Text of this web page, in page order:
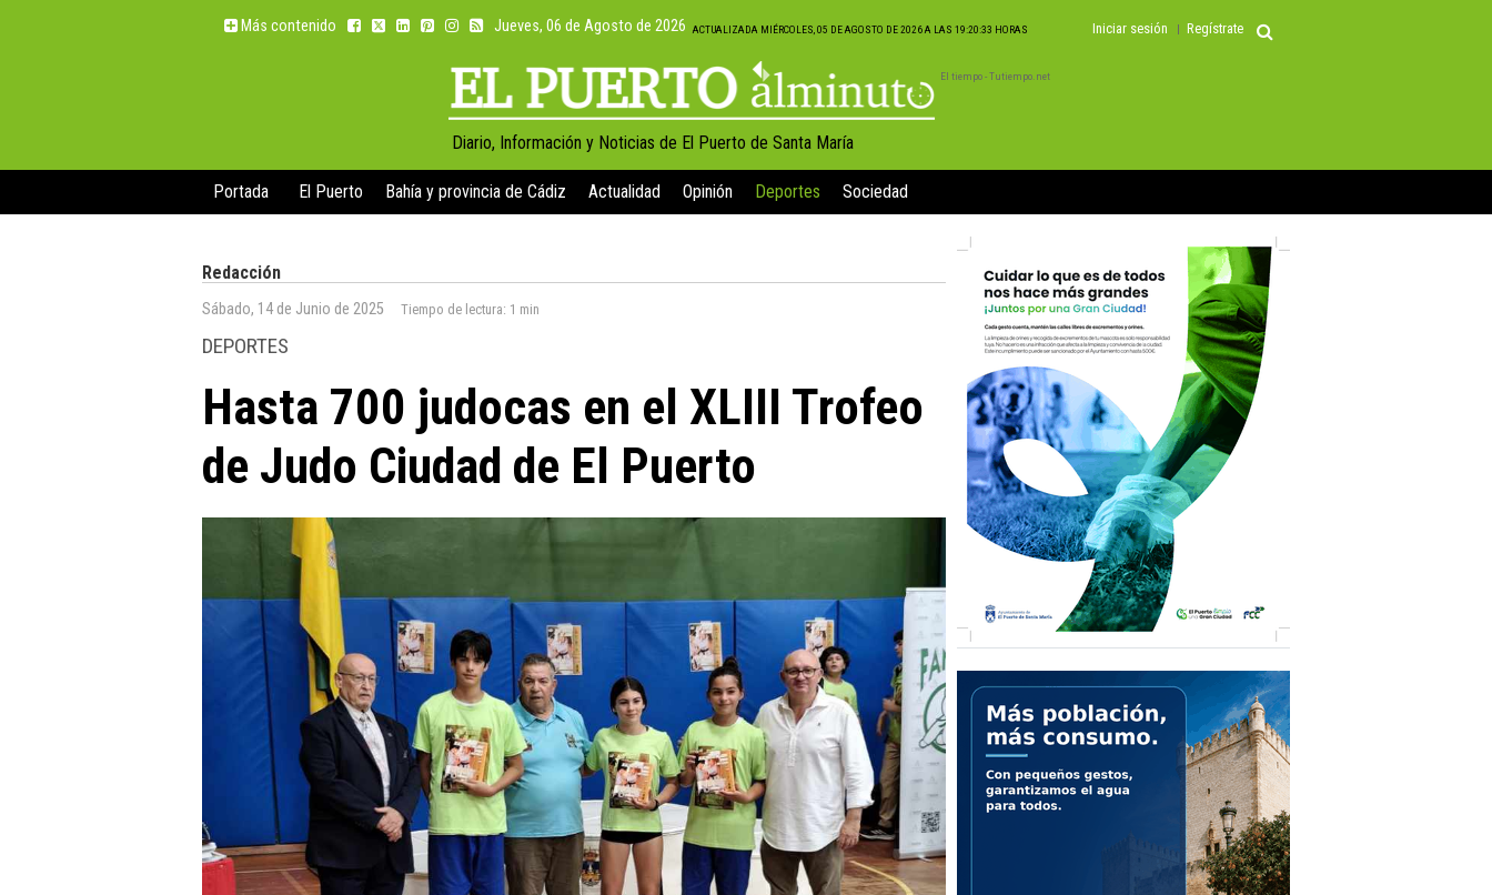
Más contenido Jueves, 06 de Agosto de 2026 ACTUALIZADA MIÉRCOLES, 05 DE AGOSTO DE 2026 A LAS 19:20:33 HORAS Iniciar sesión Regístrate
Diario, Información y Noticias de El Puerto de Santa María
El tiempo - Tutiempo.net
Portada El Puerto Bahía y provincia de Cádiz Actualidad Opinión Deportes Sociedad
Redacción
Sábado, 14 de Junio de 2025 Tiempo de lectura: 1 min
DEPORTES
Hasta 700 judocas en el XLIII Trofeo
de Judo Ciudad de El Puerto